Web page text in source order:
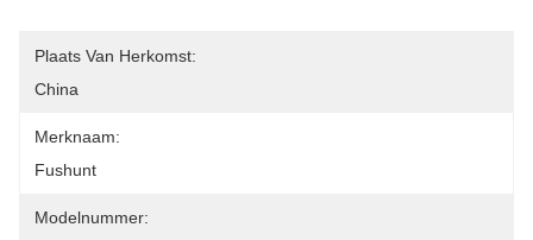
Plaats Van Herkomst:
China
Merknaam:
Fushunt
Modelnummer: